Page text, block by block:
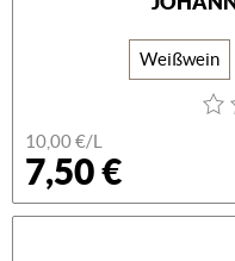
Weißwein
10,00 €/L
7,50 €